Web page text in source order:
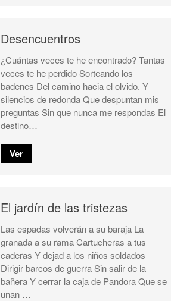
Desencuentros
¿Cuántas veces te he encontrado? Tantas
veces te he perdido Sorteando los
badenes Del camino hacia el olvido. Y
silencios de redonda Que despuntan mis
preguntas Sin que nunca me respondas El
destino…
Ver
El jardín de las tristezas
Las espadas volverán a su baraja La
granada a su rama Cartucheras a tus
caderas Y dejad a los niños soldados
Dirigir barcos de guerra Sin salir de la
bañera Y cerrar la caja de Pandora Que se
unan …